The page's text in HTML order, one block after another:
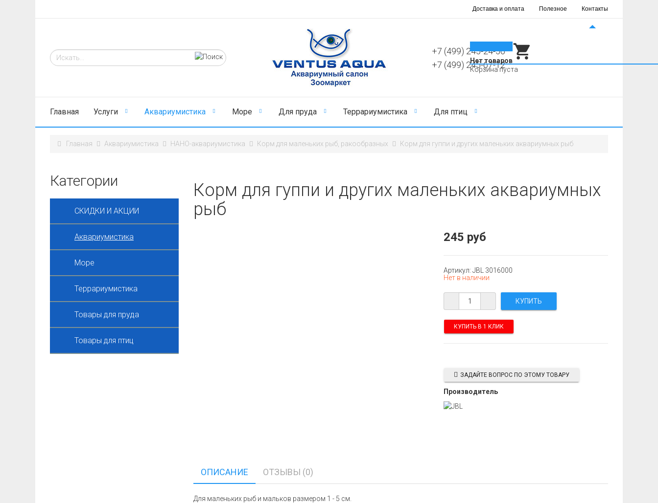
Доставка и оплата Полезное Контакты
+7 (499) 245-24-56
+7 (499) 245-67-12
0
Нет товаров
Корзина пуста
Главная Услуги Аквариумистика Море Для пруда Террариумистика Для птиц
Главная Аквариумистика НАНО-аквариумистика Корм для маленьких рыб, ракообразных Корм для гуппи и других маленьких аквариумных рыб
Корм для гуппи и других маленьких аквариумных
рыб
245 руб
Артикул: JBL 3016000
Нет в наличии
КУПИТЬ В 1 КЛИК
ЗАДАЙТЕ ВОПРОС ПО ЭТОМУ ТОВАРУ
Производитель
ОПИСАНИЕ ОТЗЫВЫ (0)
Для маленьких рыб и мальков размером 1 - 5 см.
Категории
СКИДКИ И АКЦИИ
Аквариумистика
Море
Террариумистика
Товары для пруда
Товары для птиц